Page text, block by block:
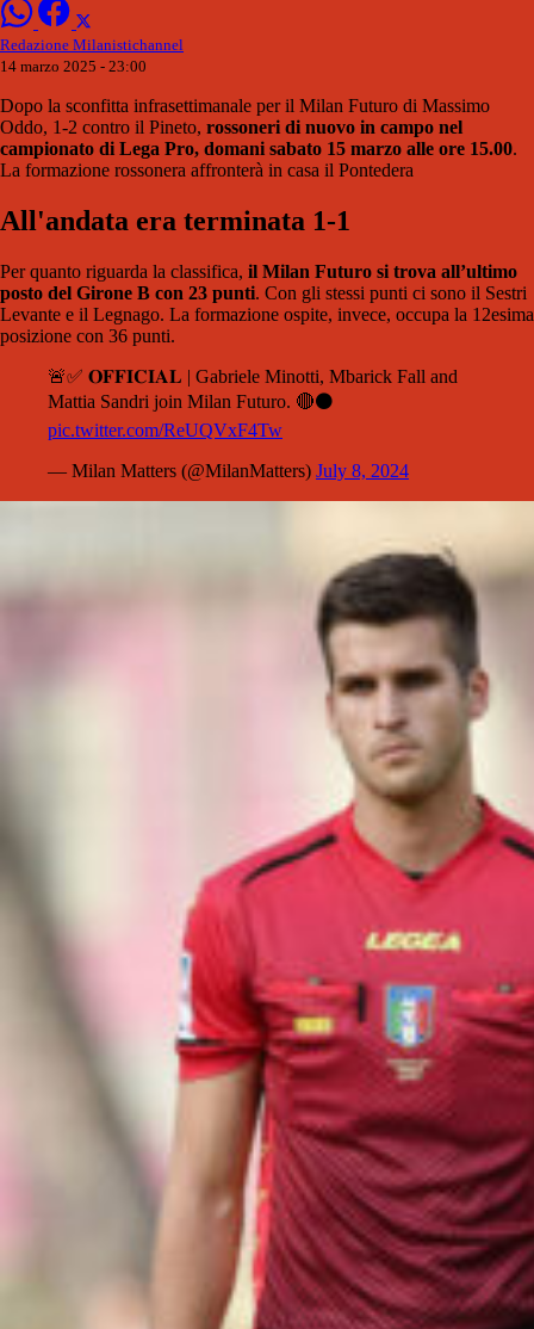
Redazione Milanistichannel
14 marzo 2025 - 23:00
Dopo la sconfitta infrasettimanale per il Milan Futuro di Massimo
Oddo, 1-2 contro il Pineto, rossoneri di nuovo in campo nel
campionato di Lega Pro, domani sabato 15 marzo alle ore 15.00.
La formazione rossonera affronterà in casa il Pontedera
All'andata era terminata 1-1
Per quanto riguarda la classifica, il Milan Futuro si trova all’ultimo
posto del Girone B con 23 punti. Con gli stessi punti ci sono il Sestri
Levante e il Legnago. La formazione ospite, invece, occupa la 12esima
posizione con 36 punti.
🚨✅ 𝐎𝐅𝐅𝐈𝐂𝐈𝐀𝐋 | Gabriele Minotti, Mbarick Fall and
Mattia Sandri join Milan Futuro. 🔴⚫️
pic.twitter.com/ReUQVxF4Tw
— Milan Matters (@MilanMatters) July 8, 2024